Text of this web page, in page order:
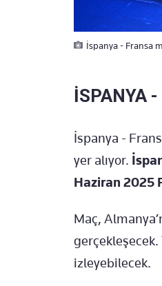
İspanya - Fransa
İSPANYA
İspanya -
yer alıyor.
Haziran 2025
Maç,
gerçekleşecek.
izleyebilecek.